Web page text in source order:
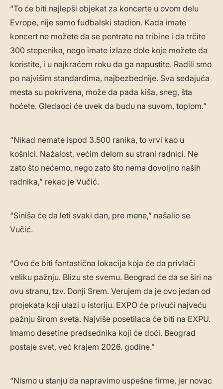
“To će biti najlepši objekat za koncerte u ovom delu
Evrope, nije samo fudbalski stadion. Kada imate
koncert ne možete da se pentrate na tribine i da trčite
300 stepenika, nego imate izlaze dole koje možete da
koristite, i u najkraćem roku da ga napustite. Radili smo
po najvišim standardima, najbezbednije. Sva sedajuća
mesta su pokrivena, može da pada kiša, sneg, šta
hoćete. Gledaoci će uvek da budu na suvom, toplom.”
“Nikad nemate ispod 3.500 ranika, to vrvi kao u
košnici. Nažalost, većim delom su strani radnici. Ne
zato što nećemo, nego zato što nema dovoljno naših
radnika,” rekao je Vučić.
“Siniša će da leti svaki dan, pre mene,” našalio se
Vučić.
“Ovo će biti fantastična lokacija koja će da privlači
veliku pažnju. Blizu ste svemu. Beograd će da se širi na
ovu stranu, tzv. Donji Srem. Verujem da je ovo jedan od
projekata koji ulazi u istoriju. EXPO će privući najveću
pažnju širom sveta. Najviše posetilaca će biti na EXPU.
Imamo desetine predsednika koji će doći. Beograd
postaje svet, već krajem 2026. godine.”
“Nismo u stanju da napravimo uspešne firme, jer novac